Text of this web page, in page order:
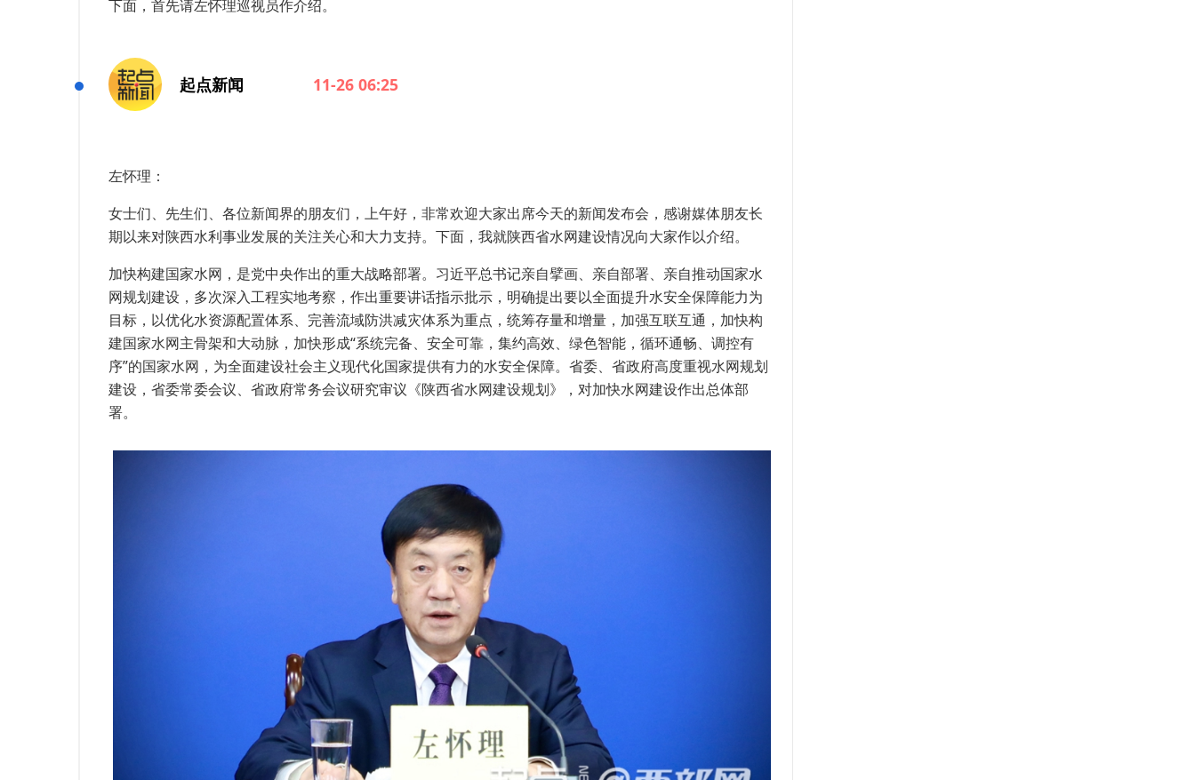
下面，首先请左怀理巡视员作介绍。
起点新闻 11-26 06:25
左怀理：
女士们、先生们、各位新闻界的朋友们，上午好，非常欢迎大家出席今天的新闻发布会，感谢媒体朋友长
期以来对陕西水利事业发展的关注关心和大力支持。下面，我就陕西省水网建设情况向大家作以介绍。
加快构建国家水网，是党中央作出的重大战略部署。习近平总书记亲自擘画、亲自部署、亲自推动国家水
网规划建设，多次深入工程实地考察，作出重要讲话指示批示，明确提出要以全面提升水安全保障能力为
目标，以优化水资源配置体系、完善流域防洪减灾体系为重点，统筹存量和增量，加强互联互通，加快构
建国家水网主骨架和大动脉，加快形成“系统完备、安全可靠，集约高效、绿色智能，循环通畅、调控有
序”的国家水网，为全面建设社会主义现代化国家提供有力的水安全保障。省委、省政府高度重视水网规划
建设，省委常委会议、省政府常务会议研究审议《陕西省水网建设规划》，对加快水网建设作出总体部
署。